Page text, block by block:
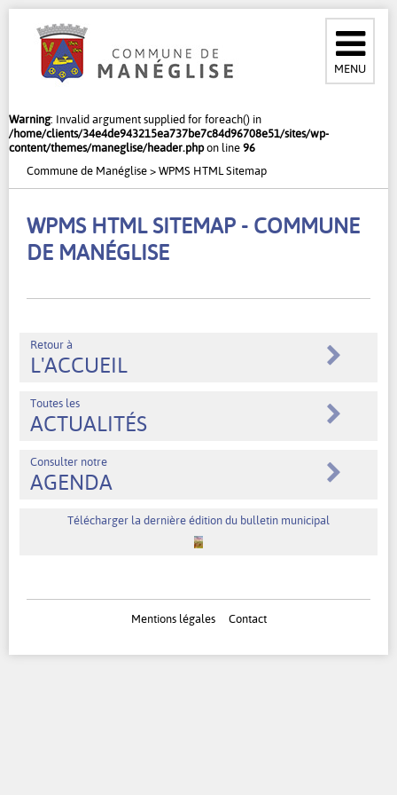
MENU
Warning: Invalid argument supplied for foreach() in
/home/clients/34e4de943215ea737be7c84d96708e51/sites/wp-
content/themes/maneglise/header.phpon line96
Commune de Manéglise>WPMS HTML Sitemap
WPMS HTML SITEMAP - COMMUNE
DE MANÉGLISE
Retour à
L'ACCUEIL
Toutes les
ACTUALITÉS
Consulter notre
AGENDA
Télécharger la dernière édition du bulletin municipal
Mentions légales Contact